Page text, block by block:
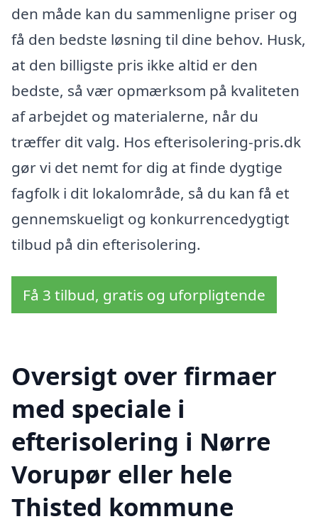
den måde kan du sammenligne priser og
få den bedste løsning til dine behov. Husk,
at den billigste pris ikke altid er den
bedste, så vær opmærksom på kvaliteten
af arbejdet og materialerne, når du
træffer dit valg. Hos efterisolering-pris.dk
gør vi det nemt for dig at finde dygtige
fagfolk i dit lokalområde, så du kan få et
gennemskueligt og konkurrencedygtigt
tilbud på din efterisolering.
Få 3 tilbud, gratis og uforpligtende
Oversigt over firmaer
med speciale i
efterisolering i Nørre
Vorupør eller hele
Thisted kommune